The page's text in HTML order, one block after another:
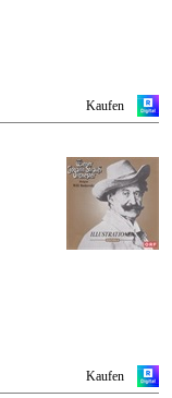
Kaufen
Kaufen